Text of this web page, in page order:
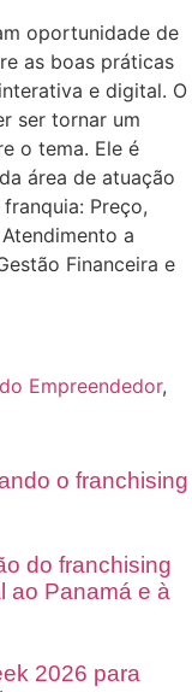
oportunidade de
as boas práticas
e digital. O
ser tornar um
o tema. Ele é
área de atuação
Preço,
a
Financeira e
Empreendedor,
o franchising
do franchising
ao Panamá e à
2026 para